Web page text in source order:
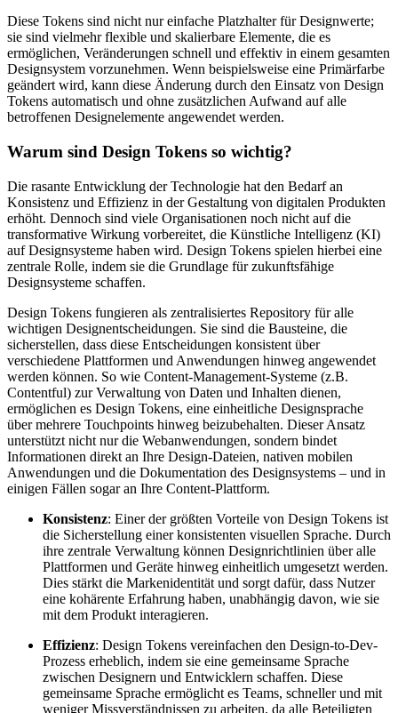
Diese Tokens sind nicht nur einfache Platzhalter für Designwerte;
sie sind vielmehr flexible und skalierbare Elemente, die es
ermöglichen, Veränderungen schnell und effektiv in einem gesamten
Designsystem vorzunehmen. Wenn beispielsweise eine Primärfarbe
geändert wird, kann diese Änderung durch den Einsatz von Design
Tokens automatisch und ohne zusätzlichen Aufwand auf alle
betroffenen Designelemente angewendet werden.
Warum sind Design Tokens so wichtig?
Die rasante Entwicklung der Technologie hat den Bedarf an
Konsistenz und Effizienz in der Gestaltung von digitalen Produkten
erhöht. Dennoch sind viele Organisationen noch nicht auf die
transformative Wirkung vorbereitet, die Künstliche Intelligenz (KI)
auf Designsysteme haben wird. Design Tokens spielen hierbei eine
zentrale Rolle, indem sie die Grundlage für zukunftsfähige
Designsysteme schaffen.
Design Tokens fungieren als zentralisiertes Repository für alle
wichtigen Designentscheidungen. Sie sind die Bausteine, die
sicherstellen, dass diese Entscheidungen konsistent über
verschiedene Plattformen und Anwendungen hinweg angewendet
werden können. So wie Content-Management-Systeme (z.B.
Contentful) zur Verwaltung von Daten und Inhalten dienen,
ermöglichen es Design Tokens, eine einheitliche Designsprache
über mehrere Touchpoints hinweg beizubehalten. Dieser Ansatz
unterstützt nicht nur die Webanwendungen, sondern bindet
Informationen direkt an Ihre Design-Dateien, nativen mobilen
Anwendungen und die Dokumentation des Designsystems – und in
einigen Fällen sogar an Ihre Content-Plattform.
Konsistenz: Einer der größten Vorteile von Design Tokens ist
die Sicherstellung einer konsistenten visuellen Sprache. Durch
ihre zentrale Verwaltung können Designrichtlinien über alle
Plattformen und Geräte hinweg einheitlich umgesetzt werden.
Dies stärkt die Markenidentität und sorgt dafür, dass Nutzer
eine kohärente Erfahrung haben, unabhängig davon, wie sie
mit dem Produkt interagieren.
Effizienz: Design Tokens vereinfachen den Design-to-Dev-
Prozess erheblich, indem sie eine gemeinsame Sprache
zwischen Designern und Entwicklern schaffen. Diese
gemeinsame Sprache ermöglicht es Teams, schneller und mit
weniger Missverständnissen zu arbeiten, da alle Beteiligten